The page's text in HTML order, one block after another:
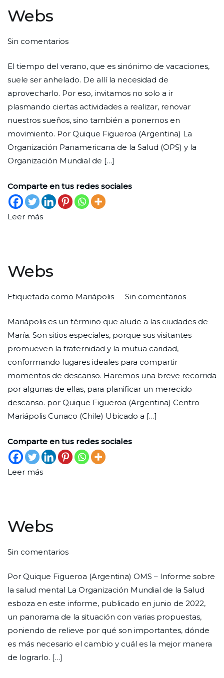
Webs
Por
Ciudad
Nueva
Publicada
29
de
diciembre
de
2022
Publicada
Web
Sin comentariosen
El tiempo del verano, que es sinónimo de vacaciones,
suele ser anhelado. De allí la necesidad de
aprovecharlo. Por eso, invitamos no solo a ir
plasmando ciertas actividades a realizar, renovar
nuestros sueños, sino también a ponernos en
movimiento. Por Quique Figueroa (Argentina) La
Organización Panamericana de la Salud (OPS) y la
Organización Mundial de […]
Comparte en tus redes sociales
Leer más
Webs
Por
Ciudad
Nueva
Publicada
29
de
noviembre
de
2022
Publicada
Web
Etiquetada como Mariápolis Sin comentariosen
Mariápolis es un término que alude a las ciudades de
María. Son sitios especiales, porque sus visitantes
promueven la fraternidad y la mutua caridad,
conformando lugares ideales para compartir
momentos de descanso. Haremos una breve recorrida
por algunas de ellas, para planificar un merecido
descanso. por Quique Figueroa (Argentina) Centro
Mariápolis Cunaco (Chile) Ubicado a […]
Comparte en tus redes sociales
Leer más
Webs
Por
Ciudad
Nueva
Publicada
24
de
octubre
de
2022
Publicada
Web
Sin comentariosen
Por Quique Figueroa (Argentina) OMS – Informe sobre
la salud mental La Organización Mundial de la Salud
esboza en este informe, publicado en junio de 2022,
un panorama de la situación con varias propuestas,
poniendo de relieve por qué son importantes, dónde
es más necesario el cambio y cuál es la mejor manera
de lograrlo. […]